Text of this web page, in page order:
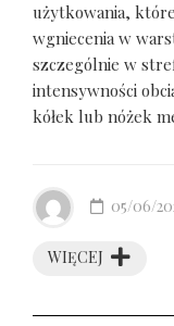
użytkowania,
wgniecenia w
szczególnie w
intensywności
kółek lub nóżek
WIĘCEJ
05/06/